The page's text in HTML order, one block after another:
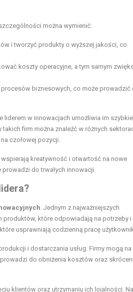
można wymienić:
i tworzyć produkty o wyższej jakości, co
koszty operacyjne, a tym samym
biznesowych, co może prowadzić
liderem w innowacjach umożliwia im szybkie
firm można znaleźć w różnych
czołowej pozycji.
kreatywność i otwartość na nowe
do trwałych innowacji.
. Jednym z najważniejszych
produktów, które odpowiadają na potrzeby i
usprawniają codzienną pracę
i dostarczania usług. Firmy mogą na
do obniżenia kosztów oraz
klientów oraz utrzymaniu ich lojalności.